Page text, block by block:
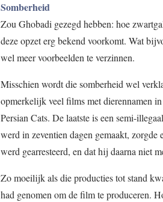
Somberheid
Zou Ghobadi gezegd hebben: hoe
deze opzet erg bekend voorkomt. Wat
wel meer voorbeelden te verzinnen.
Misschien wordt die somberheid wel
opmerkelijk veel films met dierennamen
Persian Cats. De laatste is een semi-
werd in zeventien dagen gemaakt,
werd gearresteerd, en dat hij daarna niet
Zo moeilijk als die producties tot stand
had genomen om de film te produceren.